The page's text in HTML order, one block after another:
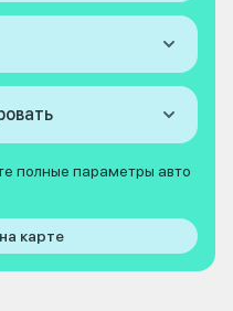
полные параметры авто
карте